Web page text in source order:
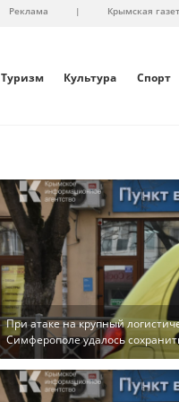
Реклама | Крымская
Туризм Культура Спорт
При атаке на крупный
Симферополе удалось